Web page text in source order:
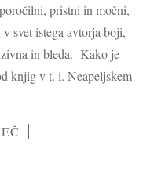
pristni in močni,
svet istega avtorja boji,
in bleda. Kako je
knjig v t. i. Neapeljskem